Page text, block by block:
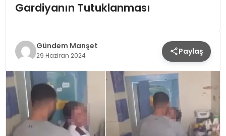
TEKNOLOJI
YAŞAM
Gardiyanın Tutuklanması
Gündem Manşet
29 Haziran 2024 Paylaş